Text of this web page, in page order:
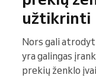
užtikrinti
Nors gali
yra galingas
prekių ženklo